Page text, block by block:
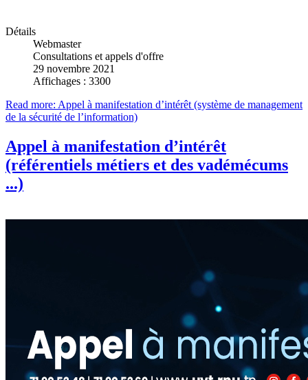
Détails
Webmaster
Consultations et appels d'offre
29 novembre 2021
Affichages : 3300
Read more: Appel à manifestation d’intérêt (système de management
de la sécurité de l’information)
Appel à manifestation d’intérêt
(référentiels métiers et des vadémécums
...)